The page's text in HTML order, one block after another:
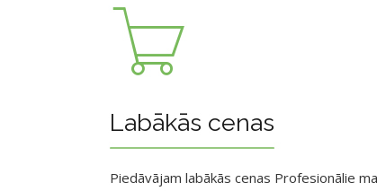
Labākās cenas
Piedāvājam labākās cenas Profesionālie